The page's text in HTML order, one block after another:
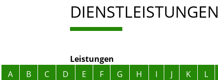
DIENSTLEISTUNGEN
Leistungen
Alphabetisches Register überspringen
A B C D E F G H I J K L